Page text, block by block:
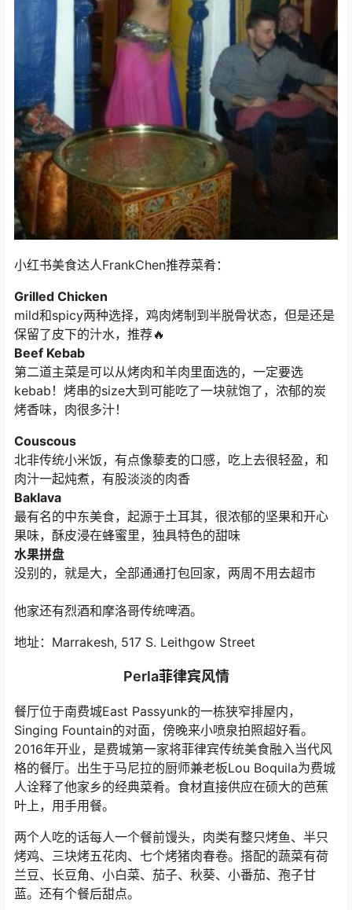
小红书美食达人FrankChen推荐菜肴：
Grilled Chicken
mild和spicy两种选择，鸡肉烤制到半脱骨状态，但是还是
保留了皮下的汁水，推荐🔥
Beef Kebab
第二道主菜是可以从烤肉和羊肉里面选的，一定要选
kebab！烤串的size大到可能吃了一块就饱了，浓郁的炭
烤香味，肉很多汁！
Couscous
北非传统小米饭，有点像藜麦的口感，吃上去很轻盈，和
肉汁一起炖煮，有股淡淡的肉香
Baklava
最有名的中东美食，起源于土耳其，很浓郁的坚果和开心
果味，酥皮浸在蜂蜜里，独具特色的甜味
水果拼盘
没别的，就是大，全部通通打包回家，两周不用去超市
他家还有烈酒和摩洛哥传统啤酒。
地址：Marrakesh, 517 S. Leithgow Street
Perla菲律宾风情
餐厅位于南费城East Passyunk的一栋狭窄排屋内，
Singing Fountain的对面，傍晚来小喷泉拍照超好看。
2016年开业，是费城第一家将菲律宾传统美食融入当代风
格的餐厅。出生于马尼拉的厨师兼老板Lou Boquila为费城
人诠释了他家乡的经典菜肴。食材直接供应在硕大的芭蕉
叶上，用手用餐。
两个人吃的话每人一个餐前馒头，肉类有整只烤鱼、半只
烤鸡、三块烤五花肉、七个烤猪肉春卷。搭配的蔬菜有荷
兰豆、长豆角、小白菜、茄子、秋葵、小番茄、孢子甘
蓝。还有个餐后甜点。